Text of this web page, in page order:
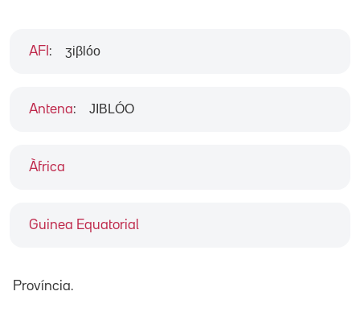
Àfrica
Guinea Equatorial
AFI : ʒiβlóo
Antena: JIBLÓO
Província.